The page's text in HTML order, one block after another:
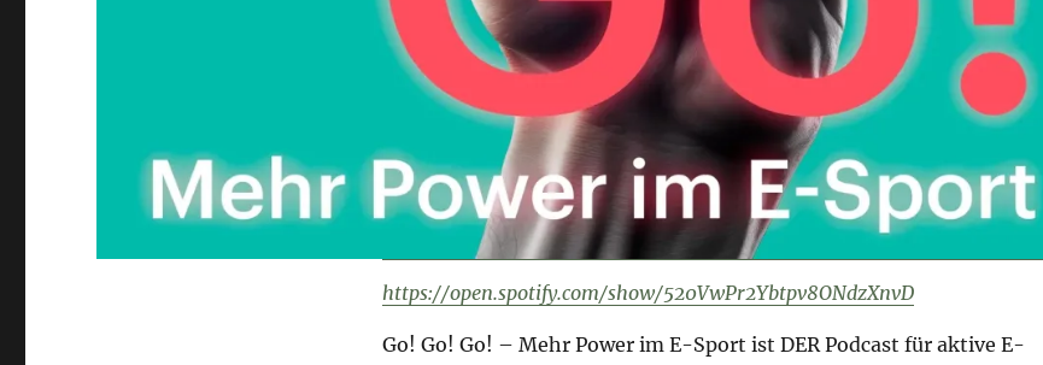
https://open.spotify.com/show/520VwPr2Ybtpv8ONdzXnvD
Go! Go! Go! – Mehr Power im E-Sport ist DER Podcast für aktive E-